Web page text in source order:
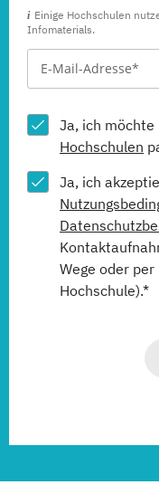
Einige Hochschulen
Infomaterials.
Ja, ich möchte
Hochschulen
Ja, ich
Wege oder
Hochschule).*